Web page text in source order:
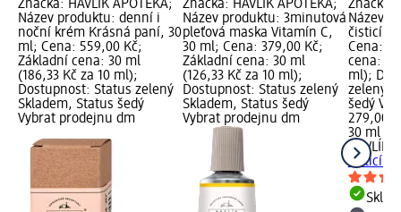
Značka: HAVLÍK APOTEKA;
Název produktu: denní i
noční krém Krásná paní, 30
ml; Cena: 559,00 Kč;
Základní cena: 30 ml
(186,33 Kč za 10 ml);
Dostupnost: Status zelený
Skladem, Status šedý
Vybrat prodejnu dm
Značka: HAVLÍK APOTEKA;
Název produktu: 3minutová
pleťová maska Vitamín C,
30 ml; Cena: 379,00 Kč;
Základní cena: 30 ml
(126,33 Kč za 10 ml);
Dostupnost: Status zelený
Skladem, Status šedý
Vybrat prodejnu dm
Značka:
Název
čisticí
Cena:
cena: 30
ml);
zelený
šedý
279,00
30 ml
HAVLÍK
čisticí